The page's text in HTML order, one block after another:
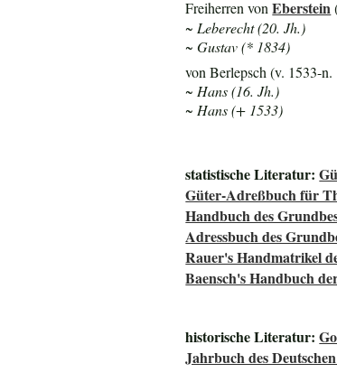
Freiherren vonEberstein
~ Leberecht (20. Jh.)
~ Gustav (* 1834)
von Berlepsch (v. 1533-n.
~ Hans (16. Jh.)
~ Hans (+ 1533)
statistische Literatur:
Güter-Adreßbuch für
Handbuch des
Adressbuch des
Rauer's Handmatrikel
Baensch's Handbuch
historische Literatur:
Jahrbuch des